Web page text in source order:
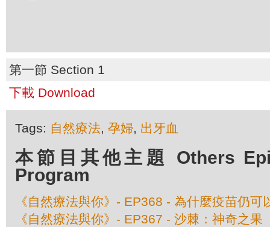
第一節 Section 1
下載 Download
Tags: 自然療法, 孕婦, 出牙血
本節目其他主題 Others
Program
《自然療法與你》- EP368 - 為什麼疫苗仍可
《自然療法與你》- EP367 - 沙棘：神奇之果